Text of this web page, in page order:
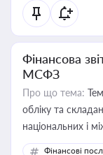
Фінансова
МСФЗ
Про що тема:
обліку та
національних і
Фінансові